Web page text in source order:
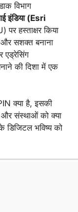
विभाग
इंडिया (Esri
हस्ताक्षर किया
सशक्त बनाना
एड्रेसिंग
की दिशा में एक
क्या है, इसकी
और संस्थाओं को क्या
डिजिटल भविष्य को